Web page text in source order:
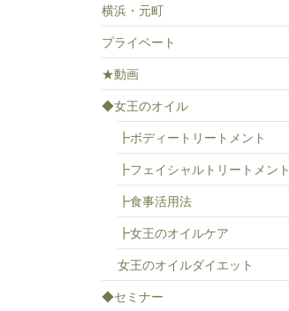
横浜・元町
プライベート
★動画
◆女王のオイル
┣ボディートリートメント
┣フェイシャルトリートメント
┣食事活用法
┣女王のオイルケア
女王のオイルダイエット
◆セミナー